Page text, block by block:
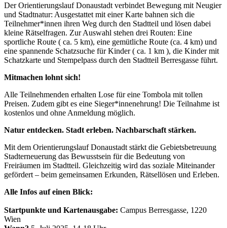
Der Orientierungslauf Donaustadt verbindet Bewegung mit Neugier
und Stadtnatur: Ausgestattet mit einer Karte bahnen sich die
Teilnehmer*innen ihren Weg durch den Stadtteil und lösen dabei
kleine Rätselfragen. Zur Auswahl stehen drei Routen: Eine
sportliche Route ( ca. 5 km), eine gemütliche Route (ca. 4 km) und
eine spannende Schatzsuche für Kinder ( ca. 1 km ), die Kinder mit
Schatzkarte und Stempelpass durch den Stadtteil Berresgasse führt.
Mitmachen lohnt sich!
Alle Teilnehmenden erhalten Lose für eine Tombola mit tollen
Preisen. Zudem gibt es eine Sieger*innenehrung! Die Teilnahme ist
kostenlos und ohne Anmeldung möglich.
Natur entdecken. Stadt erleben. Nachbarschaft stärken.
Mit dem Orientierungslauf Donaustadt stärkt die Gebietsbetreuung
Stadterneuerung das Bewusstsein für die Bedeutung von
Freiräumen im Stadtteil. Gleichzeitig wird das soziale Miteinander
gefördert – beim gemeinsamen Erkunden, Rätsellösen und Erleben.
Alle Infos auf einen Blick:
Startpunkte und Kartenausgabe: Campus Berresgasse, 1220
Wien